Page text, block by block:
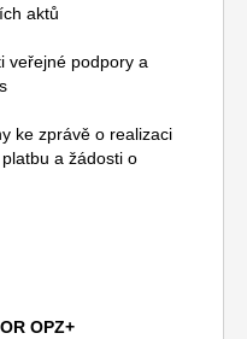
aktů
veřejné podpory a
ke zprávě o realizaci
a žádosti o
OPZ+